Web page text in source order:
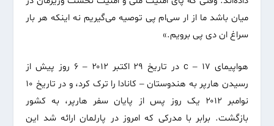
میان باشد ما از ار سی‌ام پی‌ توصیه می‌‌گیریم نه اینکه هر بار
سراغ ان دی پی‌ برویم.»
هواپیمای c – ۱۷ در تاریخ ۲۹ اکتبر ۲۰۱۲ – ۶ روز پیش از
رسیدن هارپر به هندوستان – کانادا را ترک کرد، و در تاریخ ۱۰
نوامبر ۲۰۱۲ یک روز پس از پایان سفر هارپر، به کشور
بازگشت. برابر با مدرکی‌ که امروز در پارلمان ارائه شد این